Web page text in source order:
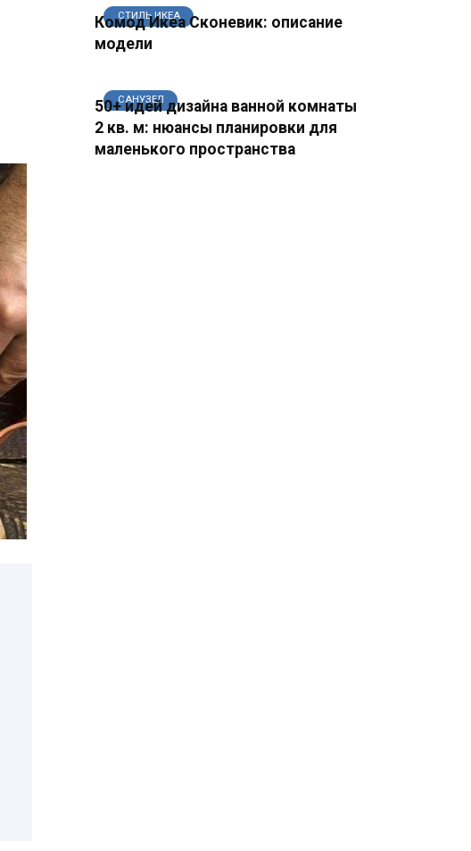
СТИЛЬ ИКЕА
Комод Икеа Сконевик: описание
модели
САНУЗЕЛ
50+ идей дизайна ванной комнаты
2 кв. м: нюансы планировки для
маленького пространства